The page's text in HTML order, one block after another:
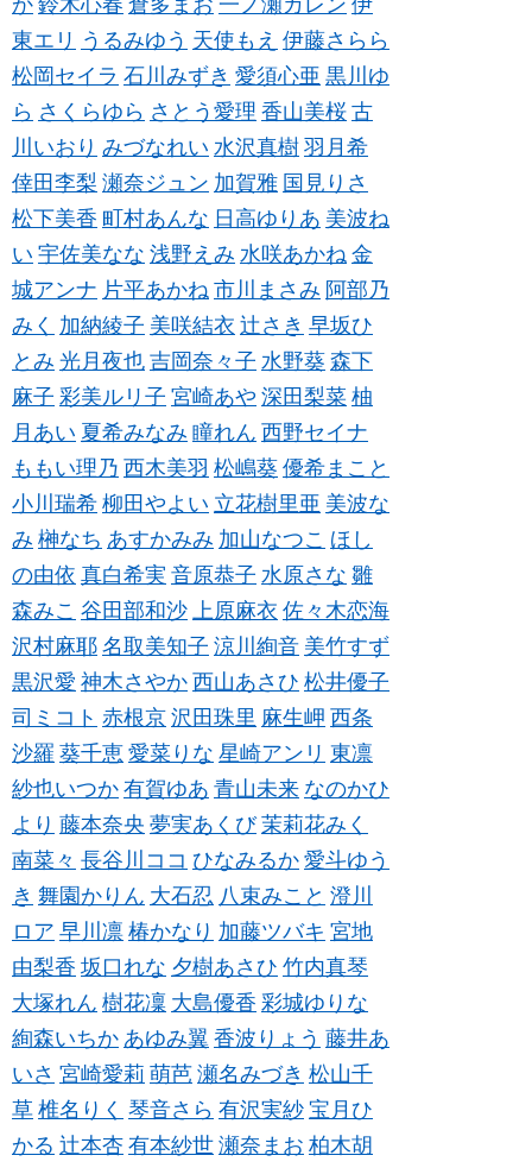
か 鈴木心春 倉多まお 一ノ瀬カレン 伊
東エリ うるみゆう 天使もえ 伊藤さらら
松岡セイラ 石川みずき 愛須心亜 黒川ゆ
ら さくらゆら さとう愛理 香山美桜 古
川いおり みづなれい 水沢真樹 羽月希
倖田李梨 瀬奈ジュン 加賀雅 国見りさ
松下美香 町村あんな 日高ゆりあ 美波ね
い 宇佐美なな 浅野えみ 水咲あかね 金
城アンナ 片平あかね 市川まさみ 阿部乃
みく 加納綾子 美咲結衣 辻さき 早坂ひ
とみ 光月夜也 吉岡奈々子 水野葵 森下
麻子 彩美ルリ子 宮崎あや 深田梨菜 柚
月あい 夏希みなみ 瞳れん 西野セイナ
ももい理乃 西木美羽 松嶋葵 優希まこと
小川瑞希 柳田やよい 立花樹里亜 美波な
み 榊なち あすかみみ 加山なつこ ほし
の由依 真白希実 音原恭子 水原さな 雛
森みこ 谷田部和沙 上原麻衣 佐々木恋海
沢村麻耶 名取美知子 涼川絢音 美竹すず
黒沢愛 神木さやか 西山あさひ 松井優子
司ミコト 赤根京 沢田珠里 麻生岬 西条
沙羅 葵千恵 愛菜りな 星崎アンリ 東凛
紗也いつか 有賀ゆあ 青山未来 なのかひ
より 藤本奈央 夢実あくび 茉莉花みく
南菜々 長谷川ココ ひなみるか 愛斗ゆう
き 舞園かりん 大石忍 八束みこと 澄川
ロア 早川凛 椿かなり 加藤ツバキ 宮地
由梨香 坂口れな 夕樹あさひ 竹内真琴
大塚れん 樹花凜 大島優香 彩城ゆりな
絢森いちか あゆみ翼 香波りょう 藤井あ
いさ 宮崎愛莉 萌芭 瀬名みづき 松山千
草 椎名りく 琴音さら 有沢実紗 宝月ひ
かる 辻本杏 有本紗世 瀬奈まお 柏木胡